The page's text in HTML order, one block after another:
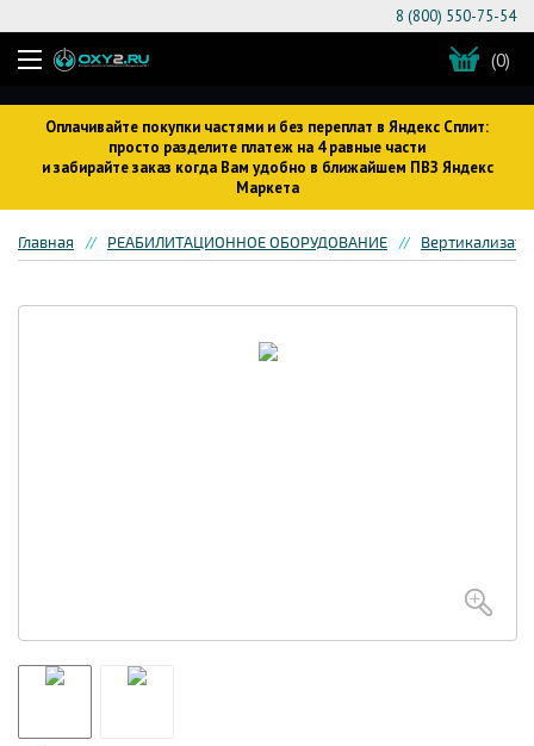
Оплачивайте покупки частями и без переплат в Яндекс Сплит:
просто разделите платеж на 4 равные части
и забирайте заказ когда Вам удобно в ближайшем ПВЗ Яндекс
Маркета
8 (800) 550-75-54
(0)
Главная РЕАБИЛИТАЦИОННОЕ ОБОРУДОВАНИЕ